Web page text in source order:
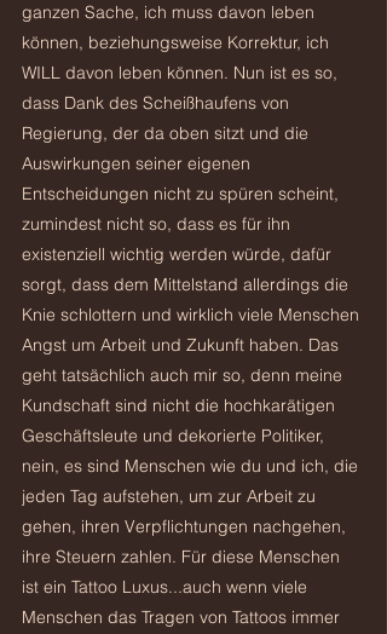
ganzen Sache, ich muss davon leben
können, beziehungsweise Korrektur, ich
WILL davon leben können. Nun ist es so,
dass Dank des Scheißhaufens von
Regierung, der da oben sitzt und die
Auswirkungen seiner eigenen
Entscheidungen nicht zu spüren scheint,
zumindest nicht so, dass es für ihn
existenziell wichtig werden würde, dafür
sorgt, dass dem Mittelstand allerdings die
Knie schlottern und wirklich viele Menschen
Angst um Arbeit und Zukunft haben. Das
geht tatsächlich auch mir so, denn meine
Kundschaft sind nicht die hochkarätigen
Geschäftsleute und dekorierte Politiker,
nein, es sind Menschen wie du und ich, die
jeden Tag aufstehen, um zur Arbeit zu
gehen, ihren Verpflichtungen nachgehen,
ihre Steuern zahlen. Für diese Menschen
ist ein Tattoo Luxus...auch wenn viele
Menschen das Tragen von Tattoos immer